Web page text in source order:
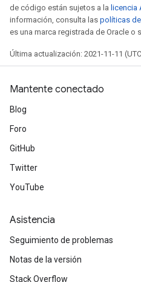
de código están sujetos a la licencia
información, consulta las políticas
es una marca registrada de Oracle o
Última actualización: 2021-11-11
Mantente conectado
Blog
Foro
GitHub
Twitter
YouTube
Asistencia
Seguimiento de problemas
Notas de la versión
Stack Overflow